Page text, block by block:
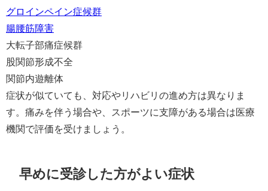
グロインペイン症候群
腸腰筋障害
大転子部痛症候群
股関節形成不全
関節内遊離体
症状が似ていても、対応やリハビリの進め方は異なりま
す。痛みを伴う場合や、スポーツに支障がある場合は医療
機関で評価を受けましょう。
早めに受診した方がよい症状